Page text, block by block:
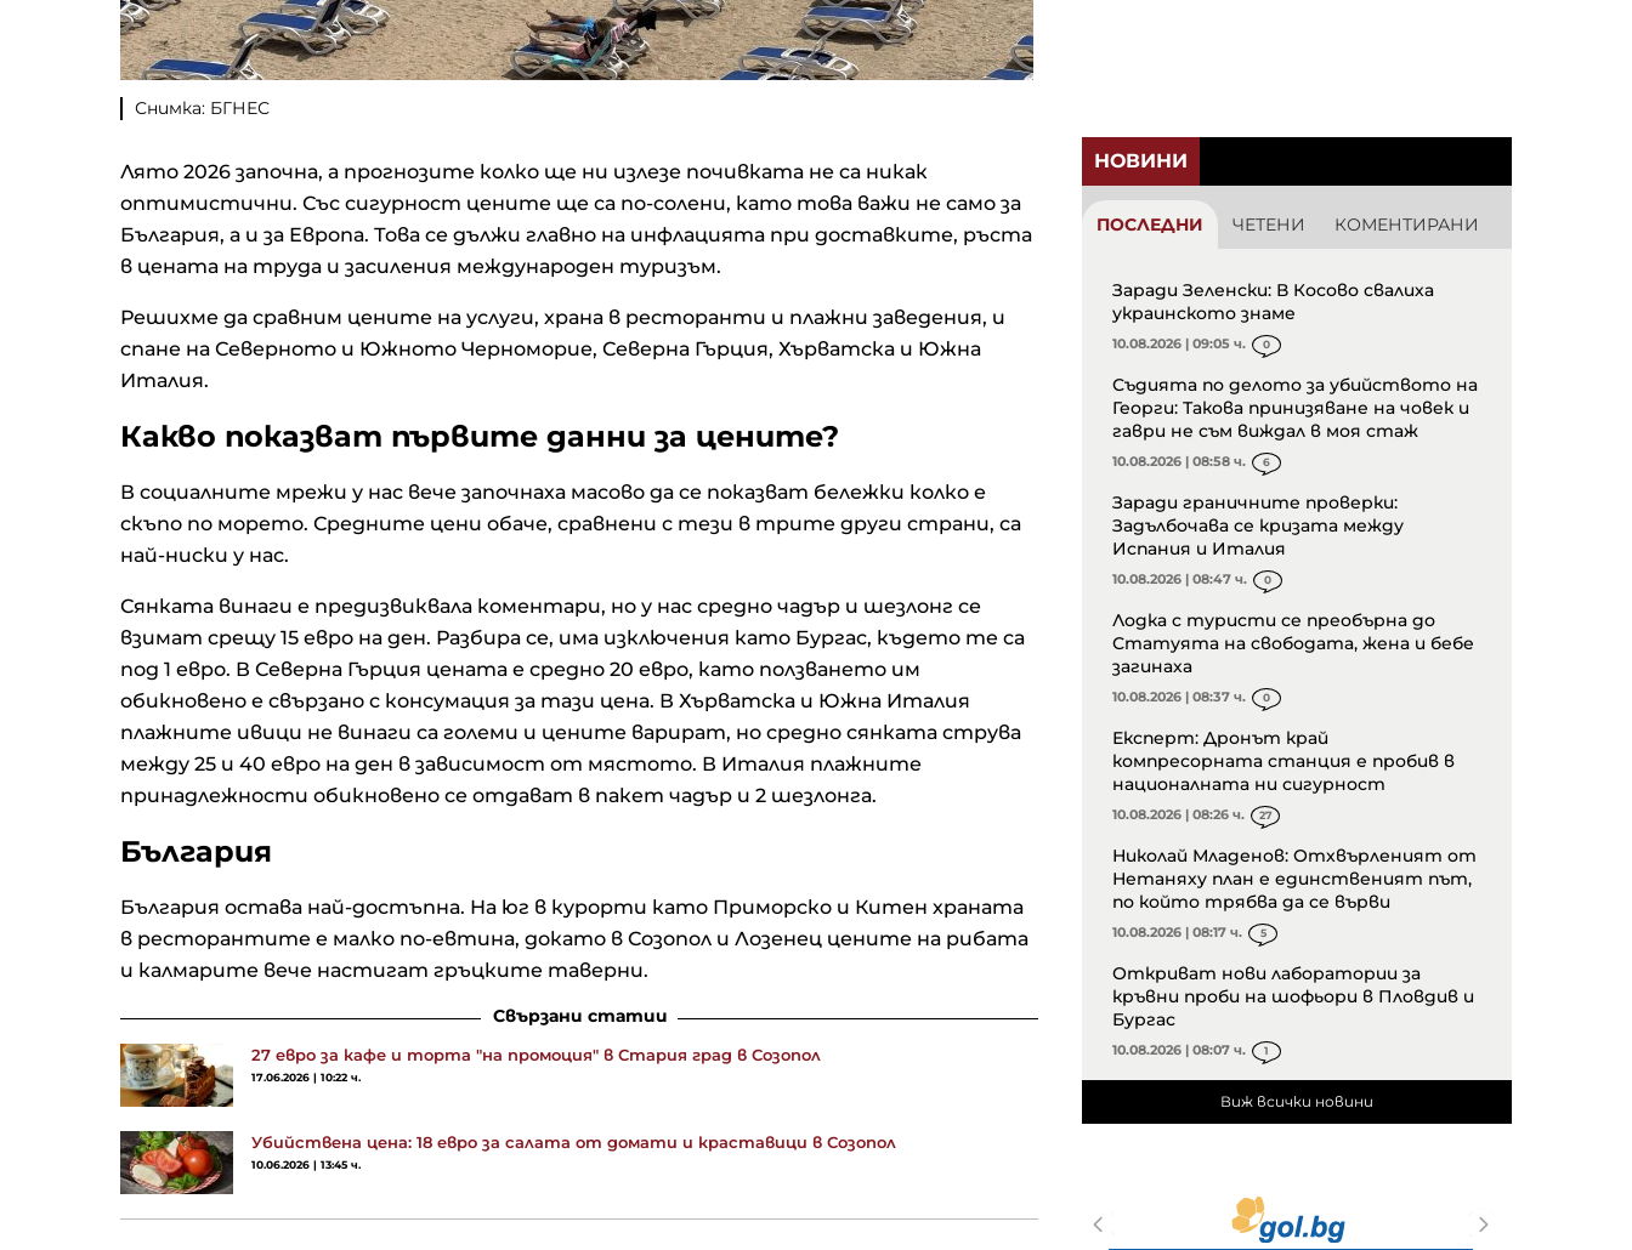
Снимка: БГНЕС
Лято 2026 започна, а прогнозите колко ще ни излезе почивката не са никак
оптимистични. Със сигурност цените ще са по-солени, като това важи не само за
България, а и за Европа. Това се дължи главно на инфлацията при доставките, ръста
в цената на труда и засиления международен туризъм.
Решихме да сравним цените на услуги, храна в ресторанти и плажни заведения, и
спане на Северното и Южното Черноморие, Северна Гърция, Хърватска и Южна
Италия.
Какво показват първите данни за цените?
В социалните мрежи у нас вече започнаха масово да се показват бележки колко е
скъпо по морето. Средните цени обаче, сравнени с тези в трите други страни, са
най-ниски у нас.
Сянката винаги е предизвиквала коментари, но у нас средно чадър и шезлонг се
взимат срещу 15 евро на ден. Разбира се, има изключения като Бургас, където те са
под 1 евро. В Северна Гърция цената е средно 20 евро, като ползването им
обикновено е свързано с консумация за тази цена. В Хърватска и Южна Италия
плажните ивици не винаги са големи и цените варират, но средно сянката струва
между 25 и 40 евро на ден в зависимост от мястото. В Италия плажните
принадлежности обикновено се отдават в пакет чадър и 2 шезлонга.
България
България остава най-достъпна. На юг в курорти като Приморско и Китен храната
в ресторантите е малко по-евтина, докато в Созопол и Лозенец цените на рибата
и калмарите вече настигат гръцките таверни.
Свързани статии
27 евро за кафе и торта "на промоция" в Стария град в Созопол
17.06.2026 | 10:22 ч.
Убийствена цена: 18 евро за салата от домати и краставици в Созопол
10.06.2026 | 13:45 ч.
НОВИНИ
ПОСЛЕДНИ ЧЕТЕНИ КОМЕНТИРАНИ
Заради Зеленски: В Косово свалиха
украинското знаме
10.08.2026 | 09:05 ч. 0
Съдията по делото за убийството на
Георги: Такова принизяване на човек и
гаври не съм виждал в моя стаж
10.08.2026 | 08:58 ч. 6
Заради граничните проверки:
Задълбочава се кризата между
Испания и Италия
10.08.2026 | 08:47 ч. 0
Лодка с туристи се преобърна до
Статуята на свободата, жена и бебе
загинаха
10.08.2026 | 08:37 ч. 0
Експерт: Дронът край
компресорната станция е пробив в
националната ни сигурност
10.08.2026 | 08:26 ч. 27
Николай Младенов: Отхвърленият от
Нетаняху план е единственият път,
по който трябва да се върви
10.08.2026 | 08:17 ч. 5
Откриват нови лаборатории за
кръвни проби на шофьори в Пловдив и
Бургас
10.08.2026 | 08:07 ч. 1
Виж всички новини